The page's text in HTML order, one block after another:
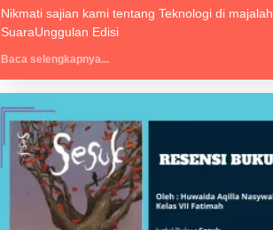
Nikmati sajian kami tentang Teknologi di majalah
SuaraUnggulan Edisi
Baca selengkapnya...